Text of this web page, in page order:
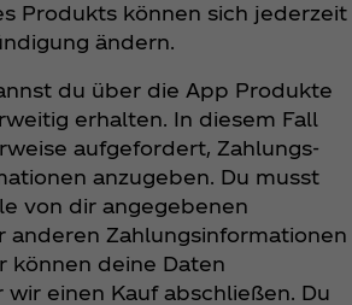
Produkts können sich jederzeit
ändern.
du über die App Produkte
erhalten. In diesem Fall
aufgefordert, Zahlungs-
anzugeben. Du musst
von dir angegebenen
anderen Zahlungsinformationen
können deine Daten
einen Kauf abschließen. Du